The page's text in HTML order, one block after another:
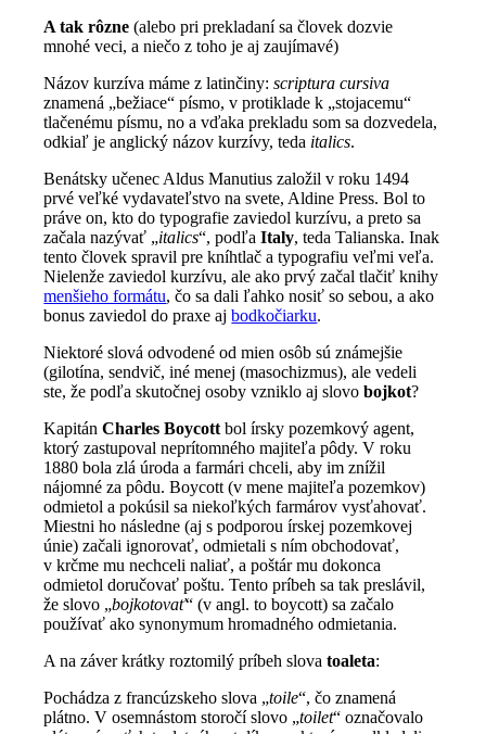
A tak rôzne(alebo pri prekladaní sa človek dozvie
mnohé veci, a niečo z toho je aj zaujímavé)
Názov kurzíva máme z latinčiny:scriptura cursiva
znamená „bežiace“ písmo, v protiklade k „stojacemu“
tlačenému písmu, no a vďaka prekladu som sa dozvedela,
odkiaľ je anglický názov kurzívy, teda italics.
Benátsky učenec Aldus Manutius založil v roku 1494
prvé veľké vydavateľstvo na svete, Aldine Press. Bol to
práve on, kto do typografie zaviedol kurzívu, a preto sa
začala nazývať „italics“, podľaItaly, teda Talianska. Inak
tento človek spravil pre kníhtlač a typografiu veľmi veľa.
Nielenže zaviedol kurzívu, ale ako prvý začal tlačiť knihy
menšieho formátu, čo sa dali ľahko nosiť so sebou, a ako
bonus zaviedol do praxe ajbodkočiarku.
Niektoré slová odvodené od mien osôb sú známejšie
(gilotína, sendvič, iné menej (masochizmus), ale vedeli
ste, že podľa skutočnej osoby vzniklo aj slovobojkot?
KapitánCharles Boycott bol írsky pozemkový agent,
ktorý zastupoval neprítomného majiteľa pôdy. V roku
1880 bola zlá úroda a farmári chceli, aby im znížil
nájomné za pôdu. Boycott (v mene majiteľa pozemkov)
odmietol a pokúsil sa niekoľkých farmárov vysťahovať.
Miestni ho následne (aj s podporou írskej pozemkovej
únie) začali ignorovať, odmietali s ním obchodovať,
v krčme mu nechceli naliať, a poštár mu dokonca
odmietol doručovať poštu. Tento príbeh sa tak preslávil,
že slovo „bojkotovať“ (v angl. to boycott) sa začalo
používať ako synonymum hromadného odmietania.
A na záver krátky roztomilý príbeh slovatoaleta:
Pochádza z francúzskeho slova „toile“, čo znamená
plátno. V osemnástom storočí slovo „toilet“ označovalo